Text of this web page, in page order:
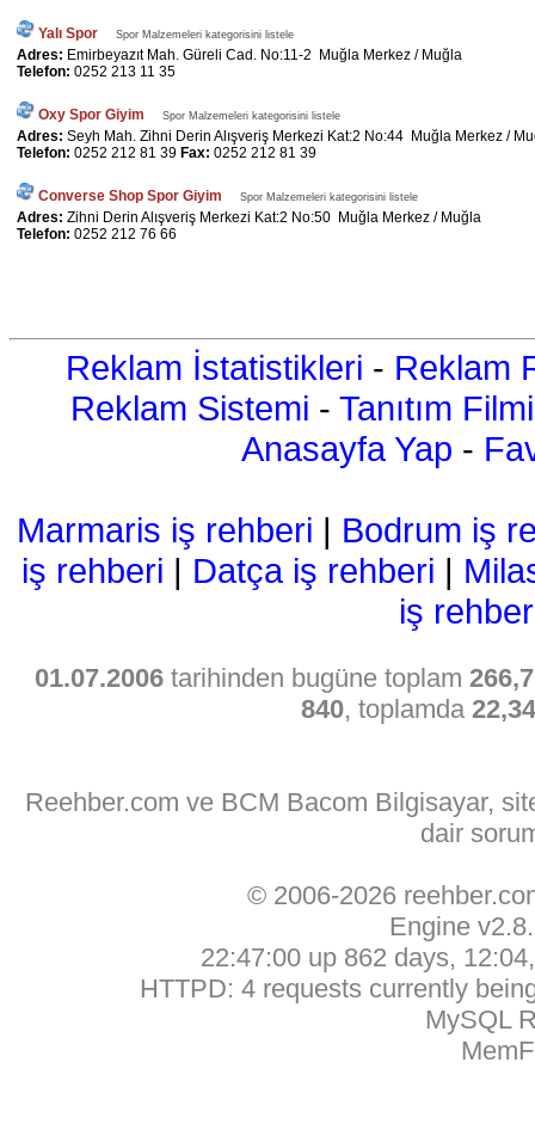
Yalı Spor Spor Malzemeleri kategorisini listele
Adres: Emirbeyazıt Mah. Güreli Cad. No:11-2 Muğla Merkez / Muğla
Telefon: 0252 213 11 35
Oxy Spor Giyim Spor Malzemeleri kategorisini listele
Adres: Seyh Mah. Zihni Derin Alışveriş Merkezi Kat:2 No:44 Muğla Merkez /
Telefon: 0252 212 81 39 Fax: 0252 212 81 39
Converse Shop Spor Giyim Spor Malzemeleri kategorisini listele
Adres: Zihni Derin Alışveriş Merkezi Kat:2 No:50 Muğla Merkez / Muğla
Telefon: 0252 212 76 66
Reklam İstatistikleri - Reklam
Reklam Sistemi - Tanıtım Filmi
Anasayfa Yap -
Marmaris iş rehberi | Bodrum iş
iş rehberi | Datça iş rehberi |
iş
01.07.2006 tarihinden bugüne toplam
840, toplamda
Reehber.com ve BCM Bacom Bilgisayar,
dair
© 2006-2026
Engine
22:47:00 up 862 days,
HTTPD: 4 requests currently
MySQL